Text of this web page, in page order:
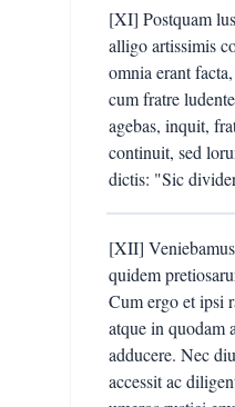
[XI] Postquam
alligo artissimis
omnia erant
cum fratre
agebas, inquit,
continuit, sed
dictis: "Sic
[XII]
quidem
Cum ergo et ipsi
atque in quodam
adducere. Nec
accessit ac